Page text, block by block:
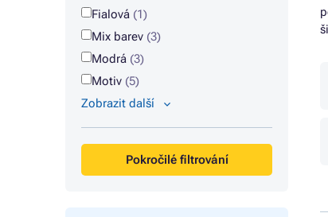
Fialová (1)
Mix barev (3)
Modrá (3)
Motiv (5)
Zobrazit další
Pokročilé filtrování